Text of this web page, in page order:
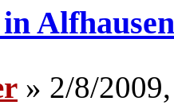
Alfhausen
» 2/8/